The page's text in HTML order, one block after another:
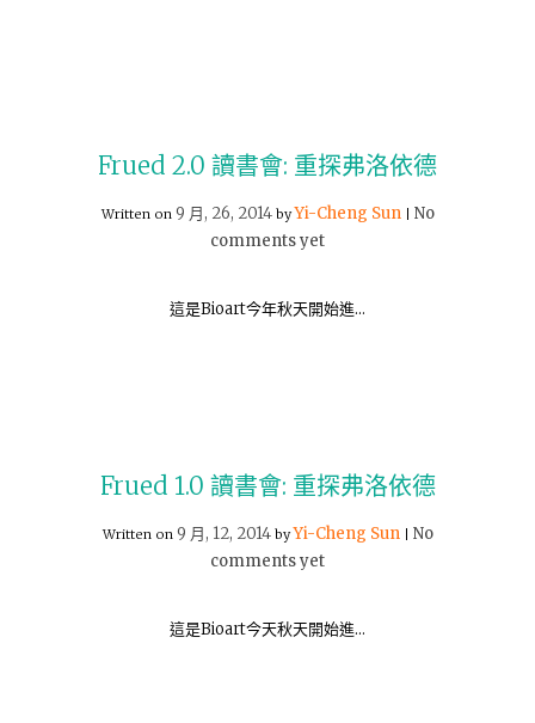
Frued 2.0 讀書會: 重探弗洛依德
Written on 9 月, 26, 2014 byYi-Cheng Sun
No
comments yet
這是Bioart今年秋天開始進…
Frued 1.0 讀書會: 重探弗洛依德
Written on 9 月, 12, 2014 byYi-Cheng Sun
No
comments yet
這是Bioart今天秋天開始進…